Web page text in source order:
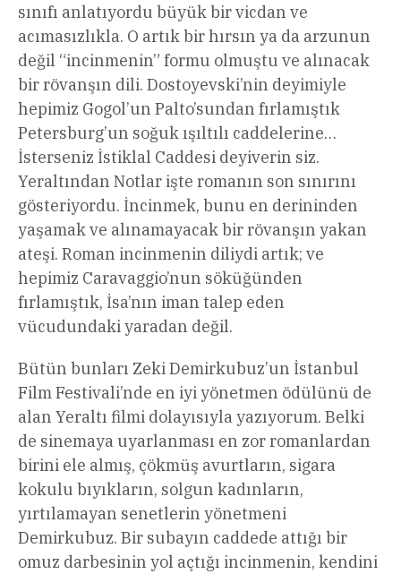
sınıfı anlatıyordu büyük bir vicdan ve
acımasızlıkla. O artık bir hırsın ya da arzunun
değil “incinmenin” formu olmuştu ve alınacak
bir rövanşın dili. Dostoyevski’nin deyimiyle
hepimiz Gogol’un Palto’sundan fırlamıştık
Petersburg’un soğuk ışıltılı caddelerine…
İsterseniz İstiklal Caddesi deyiverin siz.
Yeraltından Notlar işte romanın son sınırını
gösteriyordu. İncinmek, bunu en derininden
yaşamak ve alınamayacak bir rövanşın yakan
ateşi. Roman incinmenin diliydi artık; ve
hepimiz Caravaggio’nun söküğünden
fırlamıştık, İsa’nın iman talep eden
vücudundaki yaradan değil.
Bütün bunları Zeki Demirkubuz’un İstanbul
Film Festivali’nde en iyi yönetmen ödülünü de
alan Yeraltı filmi dolayısıyla yazıyorum. Belki
de sinemaya uyarlanması en zor romanlardan
birini ele almış, çökmüş avurtların, sigara
kokulu bıyıkların, solgun kadınların,
yırtılamayan senetlerin yönetmeni
Demirkubuz. Bir subayın caddede attığı bir
omuz darbesinin yol açtığı incinmenin, kendini